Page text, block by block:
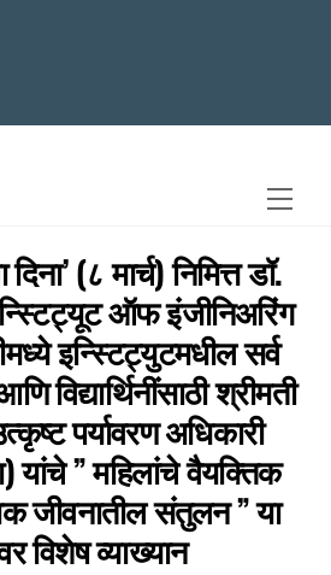
(८ मार्च) निमित्त डॉ.
ऑफ इंजीनिअरिंग
इन्स्टिट्युटमधील सर्व
विद्यार्थिनींसाठी श्रीमती
पर्यावरण अधिकारी
यांचे ” महिलांचे वैयक्तिक
जीवनातील संतुलन ” या
विशेष व्याख्यान